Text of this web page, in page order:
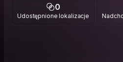
0
Udostępnione lokalizacje